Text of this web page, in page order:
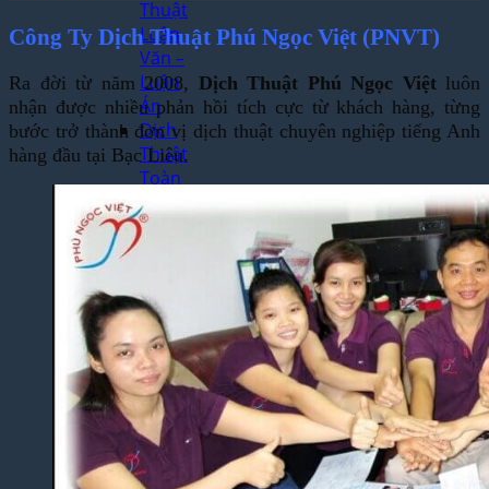
Thuật
Luận
Văn –
Luận
Án
Dịch
Thuật
Toàn
Bộ
Website
Bệnh
Án –
Hồ Sơ
Thuốc
Dịch Thuật
Chuyên
Ngành
Dịch
Công Ty Dịch Thuật Phú Ngọc Việt (PNVT)
Ra đời từ năm 2008, Dịch Thuật Phú Ngọc Việtluôn
nhận được nhiều phản hồi tích cực từ khách hàng, từng
bước trở thành đơn vị dịch thuật chuyên nghiệp tiếng Anh
hàng đầu tại Bạc Liêu.